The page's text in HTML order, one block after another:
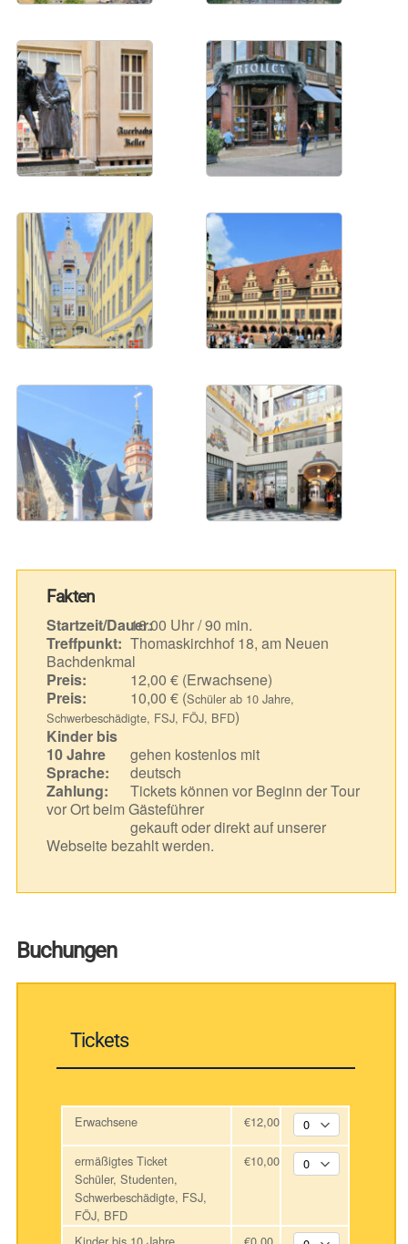
Fakten
Startzeit/Dauer:16.00 Uhr / 90 min.
Treffpunkt: Thomaskirchhof 18, am Neuen
Bachdenkmal
Preis:
12,00 € (Erwachsene)
Preis:
10,00 € (Schüler ab 10 Jahre,
Schwerbeschädigte, FSJ, FÖJ, BFD)
Kinder bis
10 Jahre
gehen kostenlos mit
Sprache:
deutsch
Zahlung:
Tickets können vor Beginn der Tour
vor Ort beim Gästeführer
gekauft oder direkt auf unserer
Webseite bezahlt werden.
Buchungen
Tickets
Erwachsene €12,00
ermäßigtes Ticket
Schüler, Studenten,
Schwerbeschädigte, FSJ,
FÖJ, BFD
€10,00